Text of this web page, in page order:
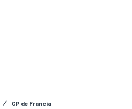
GP de Francia